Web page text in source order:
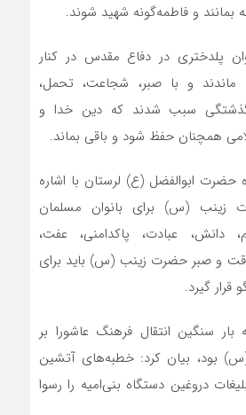
بمانند و فاطمه‌گونه شهید شوند.
پلدختری در دفاع مقدس در کنار
و با صبر، شجاعت، تحمل،
سبب شدند که دین خدا و
همچنان حفظ شود و باقی بماند.
حضرت ابوالفضل (ع) لرستان با اشاره
زینب (س) برای بانوان مسلمان
دانش، عبادت، پاکدامنی، عفت،
و صبر حضرت زینب (س) باید برای
قرار گیرد.
بار سنگین انتقال فرهنگ عاشورا بر
بیان کرد: خطبه‌های آتشین
دروغین دستگاه بنی‌امیه را رسوا